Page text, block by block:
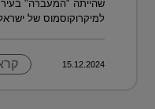
שהייתה "המעברה"
למיקרוקוסמוס של
15.12.2024